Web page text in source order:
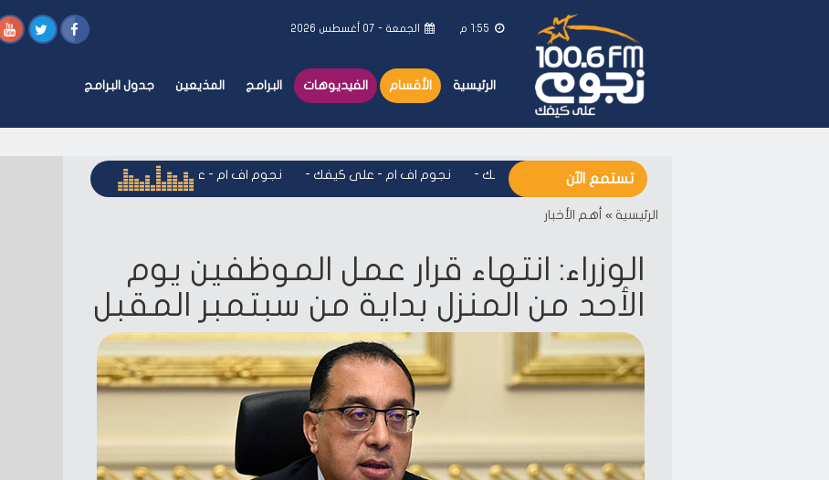
1:55 م الجمعة - ٠٧ أغسطس ٢٠٢٦
الرئيسية الأقسام الفيديوهات البرامج المذيعين جدول البرامج
تستمع الآن - نجوم اف ام - على كيفك - نجوم اف ام - على كيفك - نجوم اف ام - على كيفك نجوم اف ام - على كيفك
الرئيسية » أهم الأخبار
الوزراء: انتهاء قرار عمل الموظفين يوم
الأحد من المنزل بداية من سبتمبر المقبل